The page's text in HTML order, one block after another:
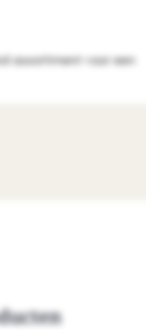
assortiment voor een